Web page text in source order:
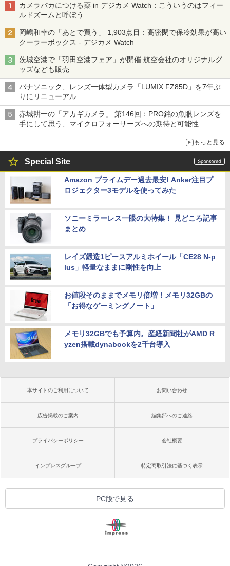
カメラバカにつける薬 in デジカメ Watch：こういうのはフィー
ルドズームと呼ぼう
岡嶋和幸の「あとで買う」 1,903点目：高密閉で保冷効果が高い
クーラーボックス - デジカメ Watch
茨城空港で「羽田空港フェア」が開催 航空会社のオリジナルグ
ッズなども販売
パナソニック、レンズ一体型カメラ「LUMIX FZ85D」を7年ぶ
りにリニューアル
赤城耕一の「アカギカメラ」 第146回：PRO銘の魚眼レンズを
手にして思う、マイクロフォーサーズへの期待と可能性
もっと見る
Special Site
Amazon プライムデー過去最安! Anker注目プ
ロジェクター3モデルを使ってみた
ソニーミラーレス一眼の大特集！ 見どころ記事
まとめ
レイズ鍛造1ピースアルミホイール「CE28 N-p
lus」軽量なままに剛性を向上
お値段そのままでメモリ倍増！メモリ32GBの
「お得なゲーミングノート」
メモリ32GBでも予算内。産経新聞社がAMD R
yzen搭載dynabookを2千台導入
本サイトのご利用について お問い合わせ
広告掲載のご案内 編集部へのご連絡
プライバシーポリシー 会社概要
インプレスグループ 特定商取引法に基づく表示
PC版で見る